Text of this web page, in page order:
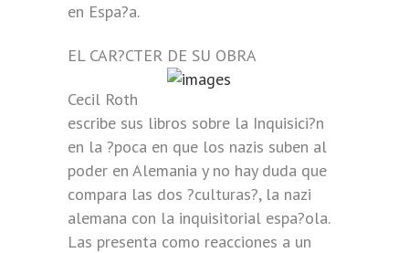
en Espa?a.
EL CAR?CTER DE SU OBRA
Cecil Roth
escribe sus libros sobre la Inquisici?n
en la ?poca en que los nazis suben al
poder en Alemania y no hay duda que
compara las dos ?culturas?, la nazi
alemana con la inquisitorial espa?ola.
Las presenta como reacciones a un